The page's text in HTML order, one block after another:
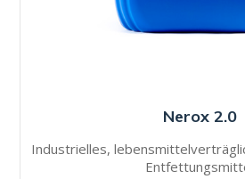
Nerox 2.0
Industrielles,